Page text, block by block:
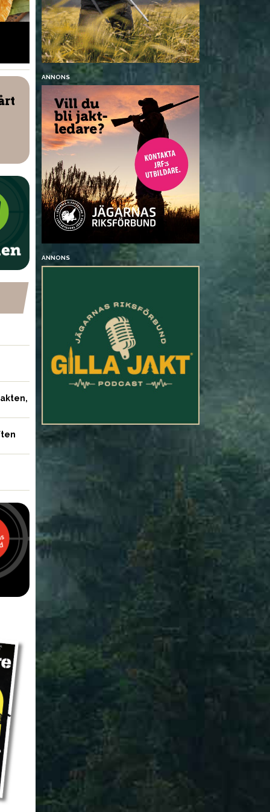
höjer
– för att
vargjakt i
Årets RM i jaktskytte – en
succé
Ljummen vintersallad med
vilt
ANNONS
ANNONS